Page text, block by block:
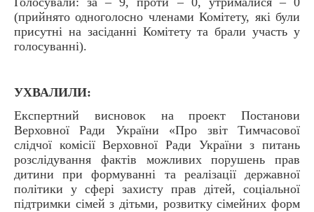
(прийнято одноголосно членами Комітету, які були
присутні на засіданні Комітету та брали участь у
голосуванні).
УХВАЛИЛИ:
Експертний висновок на проект Постанови
Верховної Ради України «Про звіт Тимчасової
слідчої комісії Верховної Ради України з питань
розслідування фактів можливих порушень прав
дитини при формуванні та реалізації державної
політики у сфері захисту прав дітей, соціальної
підтримки сімей з дітьми, розвитку сімейних форм